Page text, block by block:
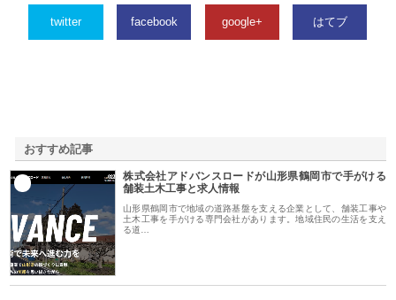
twitter facebook google+ はてブ
おすすめ記事
株式会社アドバンスロードが山形県鶴岡市で手がける
舗装土木工事と求人情報
山形県鶴岡市で地域の道路基盤を支える企業として、舗装工事や
土木工事を手がける専門会社があります。地域住民の生活を支え
る道…